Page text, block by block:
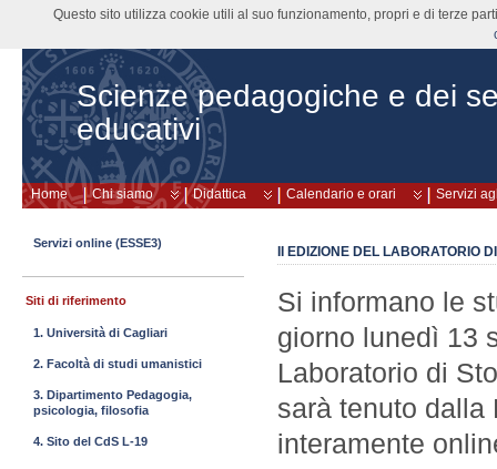
Scienze pedagogiche e dei
educativi
Home Chi siamo Didattica Calendario e orari Servizi
II EDIZIONE DEL LABORATORIO
Si informano le
giorno lunedì 13
Laboratorio di
sarà tenuto dalla
interamente
Servizi online (ESSE3)
Siti di riferimento
1. Università di Cagliari
2. Facoltà di studi umanistici
3. Dipartimento Pedagogia,
psicologia, filosofia
4. Sito del CdS L-19
Questo sito utilizza cookie utili al suo funzionamento, propri e di terze